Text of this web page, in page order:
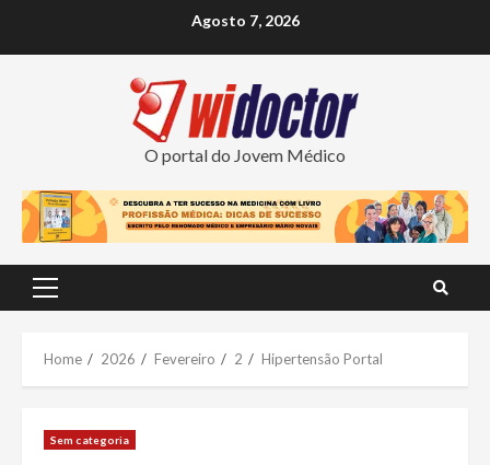
Agosto 7, 2026
O portal do Jovem Médico
Primary
Home 2026 Fevereiro 2 Hipertensão Portal
Sem categoria